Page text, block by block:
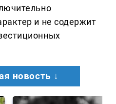
и не содержит
новость ↓